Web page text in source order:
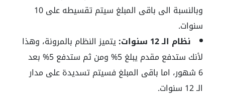
وبالنسبة الى باقى المبلغ سيتم تقسيطه على 10
سنوات.
نظام الـ 12 سنوات:
يتميز النظام بالمرونة، وهذا
لأنك ستدفع مقدم يبلغ 5% ومن ثم ستدفع 5% بعد
6 شهور، اما باقى المبلغ فسيتم تسديدة على مدار
الـ 12 سنوات.